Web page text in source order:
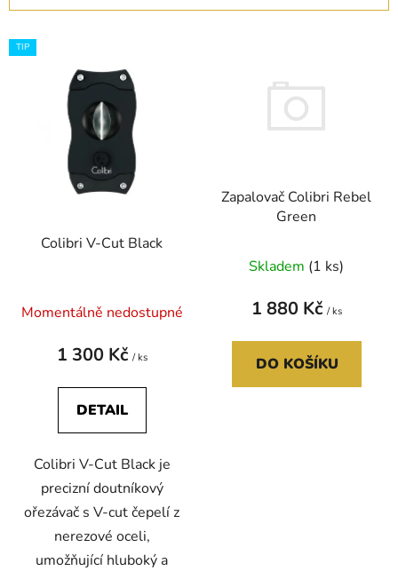
z
e
n
V
ý
TIP
Colibri V-Cut Black
Momentálně nedostupné
1 300 Kč / ks
DETAIL
Colibri V-Cut Black je
precizní doutníkový
ořezávač s V-cut čepelí z
nerezové oceli,
umožňující hluboký a
Zapalovač Colibri Rebel
Green
Skladem (1 ks)
1 880 Kč / ks
DO KOŠÍKU